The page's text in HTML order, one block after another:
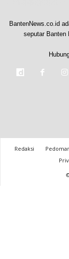
BantenNews.co.id
seputar Banten
Redaksi